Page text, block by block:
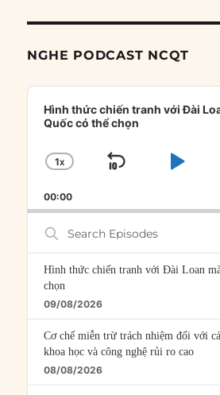
NGHE PODCAST NCQT
Audio
Player
Hình thức chiến tranh với Đài
Quốc có thể chọn
CHANGE
RATE
1X
SKIP
00:00
Search
Episodes
Hình thức chiến tranh với Đài Loan
chọn
09/08/2026
Cơ chế miễn trừ trách nhiệm đối với
khoa học và công nghệ rủi ro cao
08/08/2026